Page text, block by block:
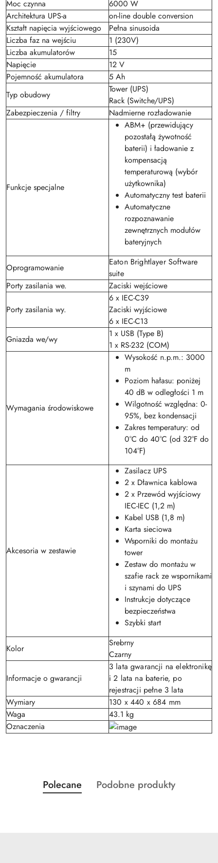
Moc czynna
6000 W
Architektura UPS-a
on-line double conversion
Kształt napięcia wyjściowego
Pełna sinusoida
Liczba faz na wejściu
1 (230V)
Liczba akumulatorów
15
Napięcie
12 V
Pojemność akumulatora
5 Ah
Typ obudowy
Tower (UPS)
Rack (Switche/UPS)
Zabezpieczenia / filtry
Nadmierne rozładowanie
Funkcje specjalne
ABM+ (przewidujący
pozostałą żywotność
baterii) i ładowanie z
kompensacją
temperaturową (wybór
użytkownika)
Automatyczny test baterii
Automatyczne
rozpoznawanie
zewnętrznych modułów
bateryjnych
Oprogramowanie
Eaton Brightlayer Software
suite
Porty zasilania we.
Zaciski wejściowe
Porty zasilania wy.
6 x IEC-C39
Zaciski wyjściowe
6 x IEC-C13
Gniazda we/wy
1 x USB (Type B)
1 x RS-232 (COM)
Wymagania środowiskowe
Wysokość n.p.m.: 3000
m
Poziom hałasu: poniżej
40 dB w odległości 1 m
Wilgotność względna: 0-
95%, bez kondensacji
Zakres temperatury: od
0°C do 40°C (od 32°F do
104°F)
Akcesoria w zestawie
Zasilacz UPS
2 x Dławnica kablowa
2 x Przewód wyjściowy
IEC-IEC (1,2 m)
Kabel USB (1,8 m)
Karta sieciowa
Wsporniki do montażu
tower
Zestaw do montażu w
szafie rack ze wspornikami
i szynami do UPS
Instrukcje dotyczące
bezpieczeństwa
Szybki start
Kolor
Srebrny
Czarny
Informacje o gwarancji
3 lata gwarancji na elektronikę
i 2 lata na baterie, po
rejestracji pełne 3 lata
Wymiary
130 x 440 x 684 mm
Waga
43.1 kg
Oznaczenia
Pomiń karuzelę produktów
Produkty
o
Polecane
Produkty
Podobne produkty